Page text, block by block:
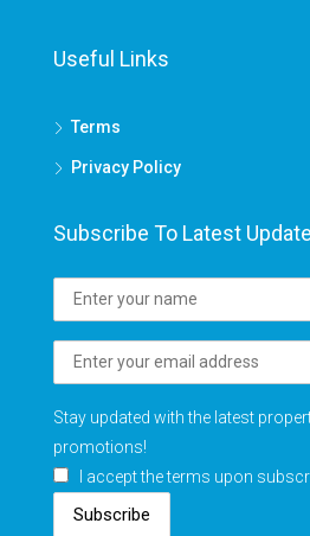
Useful Links
Terms
Privacy Policy
Subscribe To Latest
Stay updated with the latest
promotions!
I accept the terms upon
Subscribe